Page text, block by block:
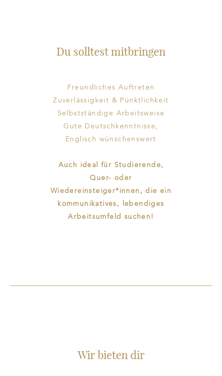
Du solltest mitbringen
Freundliches Auftreten
Zuverlässigkeit & Pünktlichkeit
Selbstständige Arbeitsweise
Gute Deutschkenntnisse,
Englisch wünschenswert
Auch ideal für Studierende,
Quer- oder
Wiedereinsteiger*innen, die ein
kommunikatives, lebendiges
Arbeitsumfeld suchen!
Wir bieten dir